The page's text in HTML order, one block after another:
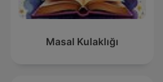
Masal Kulaklığı